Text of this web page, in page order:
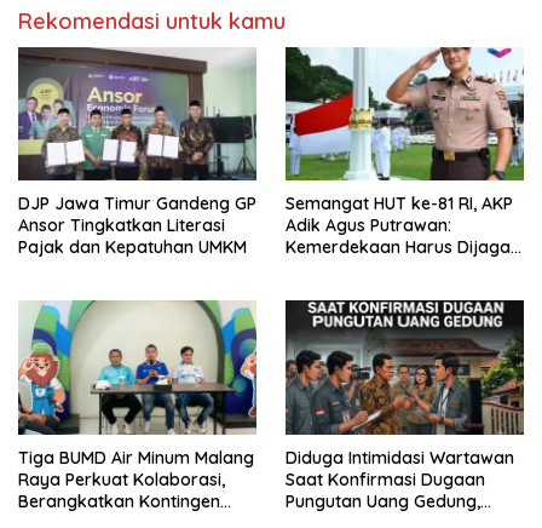
Rekomendasi untuk kamu
DJP Jawa Timur Gandeng GP
Ansor Tingkatkan Literasi
Pajak dan Kepatuhan UMKM
Semangat HUT ke-81 RI, AKP
Adik Agus Putrawan:
Kemerdekaan Harus Dijaga
Tiga BUMD Air Minum Malang
Raya Perkuat Kolaborasi,
Berangkatkan Kontingen
Diduga Intimidasi Wartawan
Saat Konfirmasi Dugaan
Pungutan Uang Gedung,